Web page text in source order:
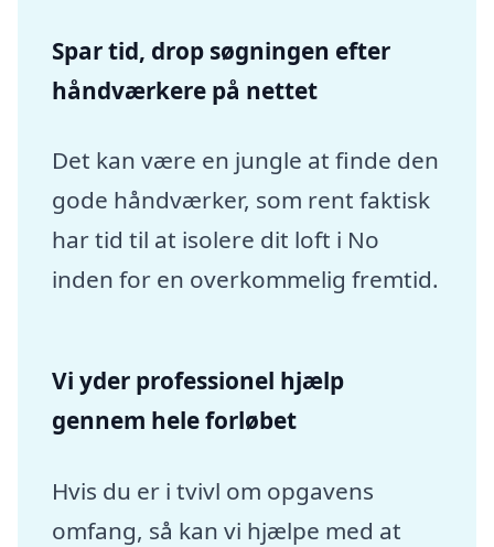
Spar tid, drop søgningen efter
håndværkere på nettet
Det kan være en jungle at finde den
gode håndværker, som rent faktisk
har tid til at isolere dit loft i No
inden for en overkommelig fremtid.
Vi yder professionel hjælp
gennem hele forløbet
Hvis du er i tvivl om opgavens
omfang, så kan vi hjælpe med at